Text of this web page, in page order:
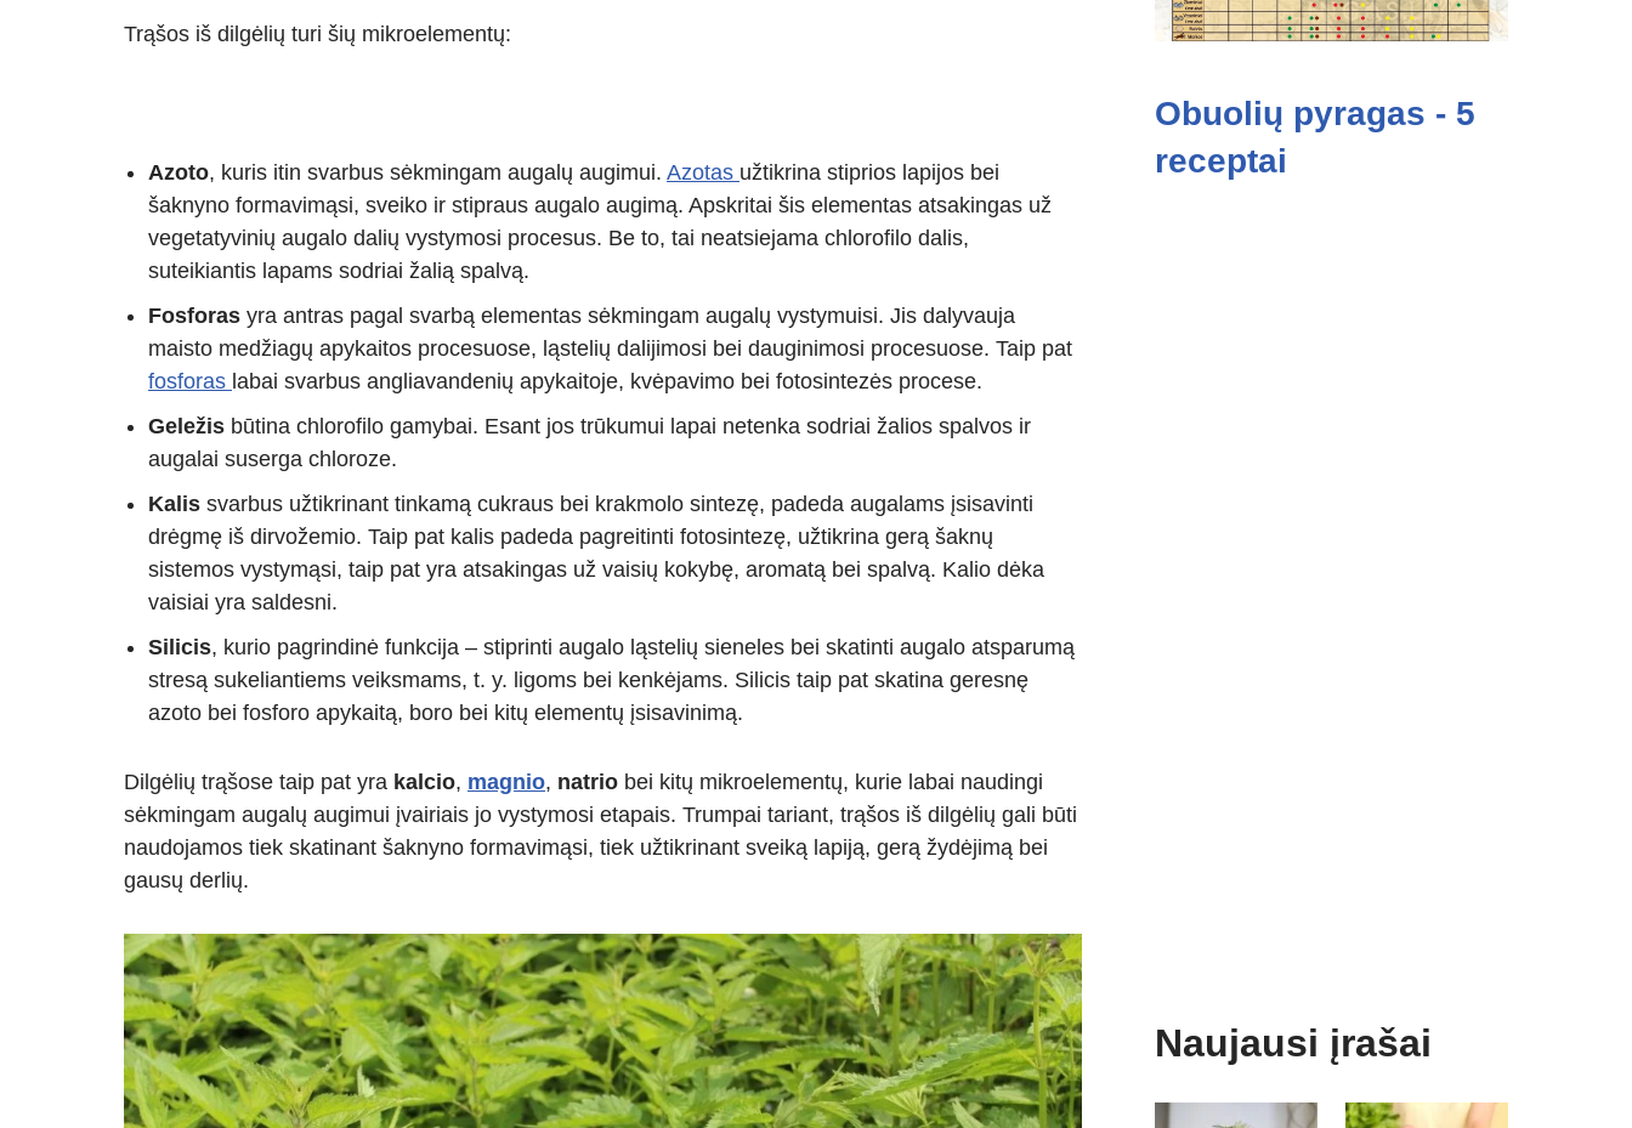
Trąšos iš dilgėlių turi šių mikroelementų:
Azoto, kuris itin svarbus sėkmingam augalų augimui. Azotas užtikrina stiprios lapijos bei
šaknyno formavimąsi, sveiko ir stipraus augalo augimą. Apskritai šis elementas atsakingas už
vegetatyvinių augalo dalių vystymosi procesus. Be to, tai neatsiejama chlorofilo dalis,
suteikiantis lapams sodriai žalią spalvą.
Fosforas yra antras pagal svarbą elementas sėkmingam augalų vystymuisi. Jis dalyvauja
maisto medžiagų apykaitos procesuose, ląstelių dalijimosi bei dauginimosi procesuose. Taip pat
fosforas labai svarbus angliavandenių apykaitoje, kvėpavimo bei fotosintezės procese.
Geležis būtina chlorofilo gamybai. Esant jos trūkumui lapai netenka sodriai žalios spalvos ir
augalai suserga chloroze.
Kalis svarbus užtikrinant tinkamą cukraus bei krakmolo sintezę, padeda augalams įsisavinti
drėgmę iš dirvožemio. Taip pat kalis padeda pagreitinti fotosintezę, užtikrina gerą šaknų
sistemos vystymąsi, taip pat yra atsakingas už vaisių kokybę, aromatą bei spalvą. Kalio dėka
vaisiai yra saldesni.
Silicis, kurio pagrindinė funkcija – stiprinti augalo ląstelių sieneles bei skatinti augalo atsparumą
stresą sukeliantiems veiksmams, t. y. ligoms bei kenkėjams. Silicis taip pat skatina geresnę
azoto bei fosforo apykaitą, boro bei kitų elementų įsisavinimą.
Dilgėlių trąšose taip pat yra kalcio, magnio, natrio bei kitų mikroelementų, kurie labai naudingi
sėkmingam augalų augimui įvairiais jo vystymosi etapais. Trumpai tariant, trąšos iš dilgėlių gali būti
naudojamos tiek skatinant šaknyno formavimąsi, tiek užtikrinant sveiką lapiją, gerą žydėjimą bei
gausų derlių.
Obuolių pyragas - 5
receptai
Naujausi įrašai